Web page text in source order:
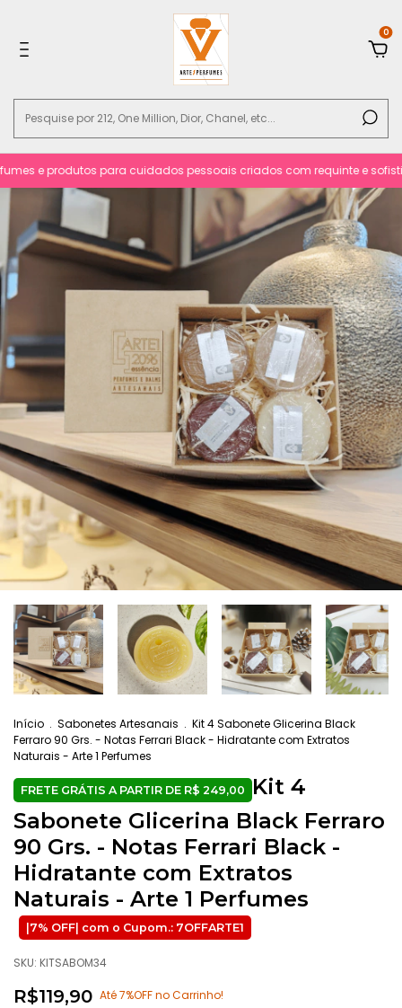
0
e produtos para cuidados pessoais criados com requinte e
Início . Sabonetes Artesanais . Kit 4 Sabonete Glicerina Black
Ferraro 90 Grs. - Notas Ferrari Black - Hidratante com Extratos
Naturais - Arte 1 Perfumes
Kit 4
Sabonete Glicerina Black Ferraro
90 Grs. - Notas Ferrari Black -
Hidratante com Extratos
Naturais - Arte 1 Perfumes
SKU: KITSABOM34
R$119,90 Até 7%OFF no Carrinho!